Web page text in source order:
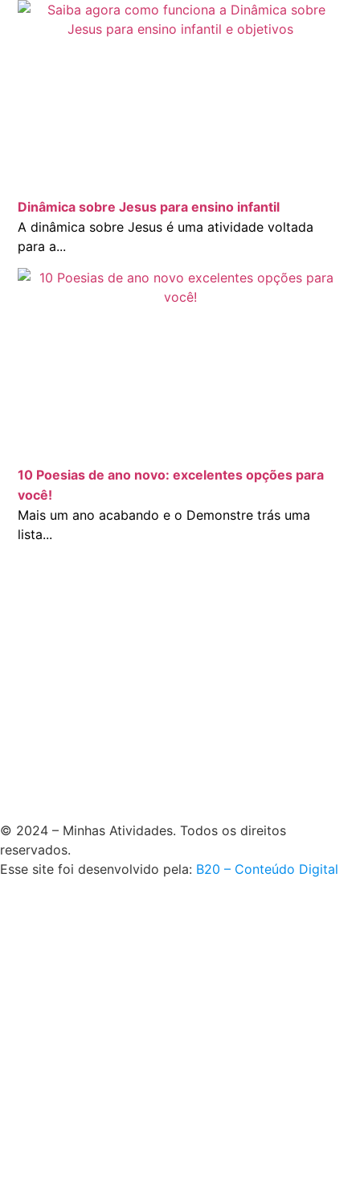
Dinâmica sobre Jesus para ensino infantil
A dinâmica sobre Jesus é uma atividade voltada
para a...
10 Poesias de ano novo: excelentes opções para
você!
Mais um ano acabando e o Demonstre trás uma
lista...
© 2024 – Minhas Atividades. Todos os direitos
reservados.
Esse site foi desenvolvido pela: B20 – Conteúdo Digital